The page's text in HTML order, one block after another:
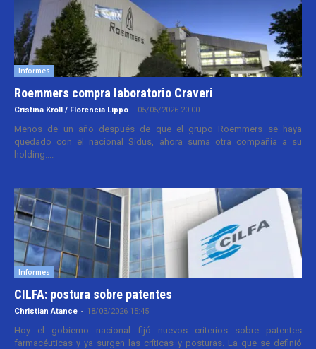
Informes
Roemmers compra laboratorio Craveri
Cristina Kroll / Florencia Lippo - 05/05/2026 20:00
Menos de un año después de que el grupo Roemmers se haya
quedado con el nacional Sidus, ahora suma otra compañía a su
holding....
Informes
CILFA: postura sobre patentes
Christian Atance - 18/03/2026 15:45
Hoy el gobierno nacional fijó nuevos criterios sobre patentes
farmacéuticas y ya surgen las críticas y posturas. La que se definió